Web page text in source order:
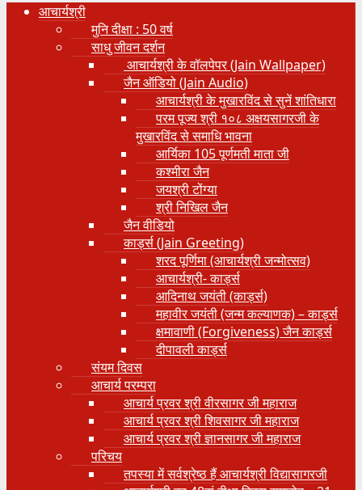
आचार्यश्री
मुनि दीक्षा : 50 वर्ष
साधु जीवन दर्शन
आचार्यश्री के वॉलपेपर (Jain Wallpaper)
जैन ऑडियो (Jain Audio)
आचार्यश्री के मुखारविंद से सुनें शांतिधारा
परम पूज्य श्री १०८ अक्षयसागरजी के
मुखारविंद से समाधि भावना
आर्यिका 105 पूर्णमती माता जी
कश्मीरा जैन
जयश्री टोंग्या
श्री निखिल जैन
जैन वीडियो
कार्ड्स (Jain Greeting)
शरद पूर्णिमा (आचार्यश्री जन्मोत्सव)
आचार्यश्री- कार्ड्स
आदिनाथ जयंती (कार्ड्स)
महावीर जयंती (जन्म कल्याणक) – कार्ड्स
क्षमावाणी (Forgiveness) जैन कार्ड्स
दीपावली कार्ड्स
संयम दिवस
आचार्य परम्परा
आचार्य प्रवर श्री वीरसागर जी महाराज
आचार्य प्रवर श्री शिवसागर जी महाराज
आचार्य प्रवर श्री ज्ञानसागर जी महाराज
परिचय
तपस्या में सर्वश्रेष्ठ हैं आचार्यश्री विद्यासागरजी